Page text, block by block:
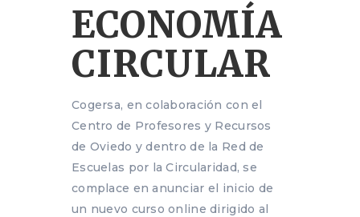
ECONOMÍA
CIRCULAR
Cogersa, en colaboración con el
Centro de Profesores y Recursos
de Oviedo y dentro de la Red de
Escuelas por la Circularidad, se
complace en anunciar el inicio de
un nuevo curso online dirigido al